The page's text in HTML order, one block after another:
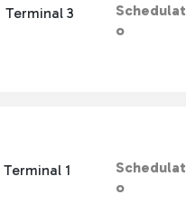
Terminal 3
Schedulat
o
Terminal 1
Schedulat
o